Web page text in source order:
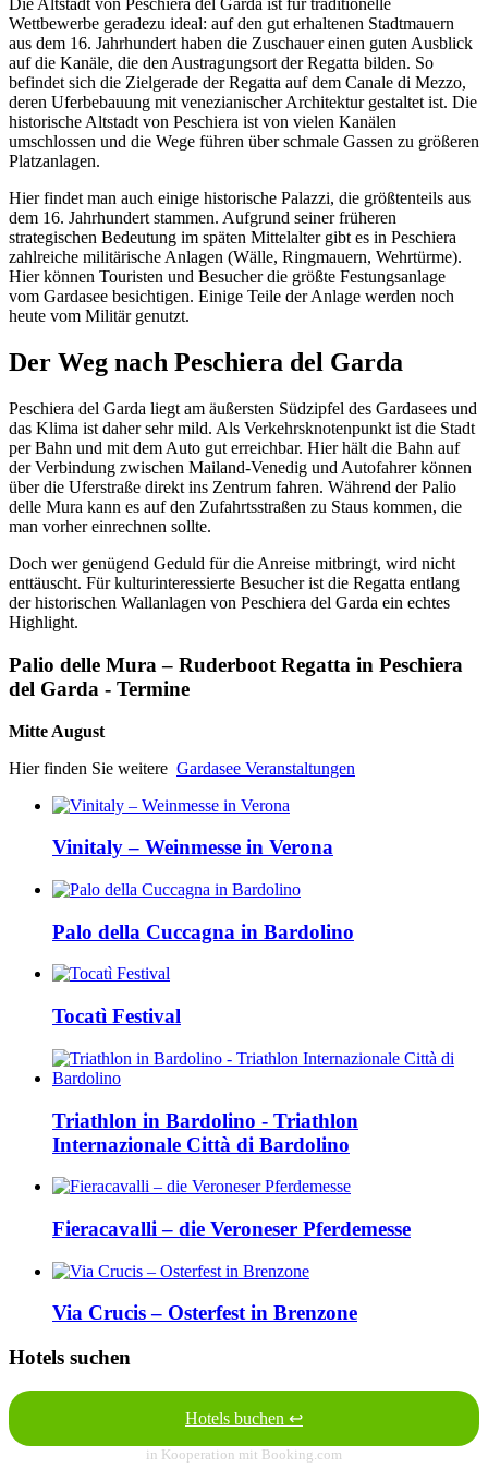
Die Altstadt von Peschiera del Garda ist für traditionelle
Wettbewerbe geradezu ideal: auf den gut erhaltenen Stadtmauern
aus dem 16. Jahrhundert haben die Zuschauer einen guten Ausblick
auf die Kanäle, die den Austragungsort der Regatta bilden. So
befindet sich die Zielgerade der Regatta auf dem Canale di Mezzo,
deren Uferbebauung mit venezianischer Architektur gestaltet ist. Die
historische Altstadt von Peschiera ist von vielen Kanälen
umschlossen und die Wege führen über schmale Gassen zu größeren
Platzanlagen.
Hier findet man auch einige historische Palazzi, die größtenteils aus
dem 16. Jahrhundert stammen. Aufgrund seiner früheren
strategischen Bedeutung im späten Mittelalter gibt es in Peschiera
zahlreiche militärische Anlagen (Wälle, Ringmauern, Wehrtürme).
Hier können Touristen und Besucher die größte Festungsanlage
vom Gardasee besichtigen. Einige Teile der Anlage werden noch
heute vom Militär genutzt.
Der Weg nach Peschiera del Garda
Peschiera del Garda liegt am äußersten Südzipfel des Gardasees und
das Klima ist daher sehr mild. Als Verkehrsknotenpunkt ist die Stadt
per Bahn und mit dem Auto gut erreichbar. Hier hält die Bahn auf
der Verbindung zwischen Mailand-Venedig und Autofahrer können
über die Uferstraße direkt ins Zentrum fahren. Während der Palio
delle Mura kann es auf den Zufahrtsstraßen zu Staus kommen, die
man vorher einrechnen sollte.
Doch wer genügend Geduld für die Anreise mitbringt, wird nicht
enttäuscht. Für kulturinteressierte Besucher ist die Regatta entlang
der historischen Wallanlagen von Peschiera del Garda ein echtes
Highlight.
Palio delle Mura – Ruderboot Regatta in Peschiera
del Garda - Termine
Mitte August
Hier finden Sie weitere Gardasee Veranstaltungen
Vinitaly – Weinmesse in Verona
Palo della Cuccagna in Bardolino
Tocatì Festival
Triathlon in Bardolino - Triathlon
Internazionale Città di Bardolino
Fieracavalli – die Veroneser Pferdemesse
Via Crucis – Osterfest in Brenzone
Hotels suchen
Hotels buchen ↩
in Kooperation mit Booking.com